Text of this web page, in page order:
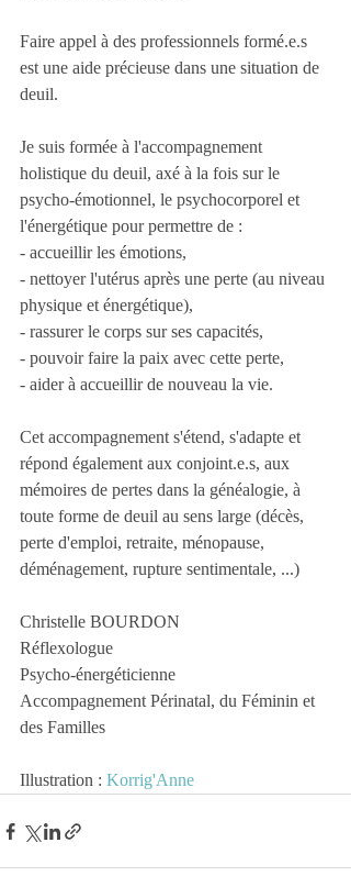
Faire appel à des professionnels formé.e.s
est une aide précieuse dans une situation de
deuil.
Je suis formée à l'accompagnement
holistique du deuil, axé à la fois sur le
psycho-émotionnel, le psychocorporel et
l'énergétique pour permettre de :
- accueillir les émotions,
- nettoyer l'utérus après une perte (au niveau
physique et énergétique),
- rassurer le corps sur ses capacités,
- pouvoir faire la paix avec cette perte,
- aider à accueillir de nouveau la vie.
Cet accompagnement s'étend, s'adapte et
répond également aux conjoint.e.s, aux
mémoires de pertes dans la généalogie, à
toute forme de deuil au sens large (décès,
perte d'emploi, retraite, ménopause,
déménagement, rupture sentimentale, ...)
Christelle BOURDON
Réflexologue
Psycho-énergéticienne
Accompagnement Périnatal, du Féminin et
des Familles
Illustration : Korrig'Anne